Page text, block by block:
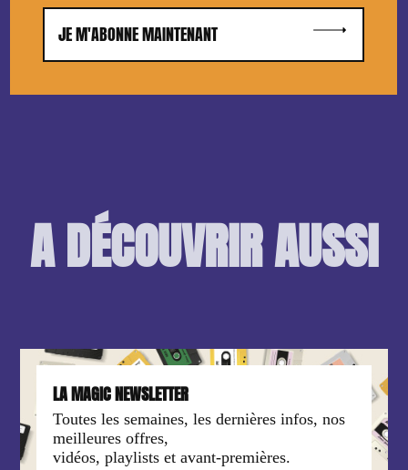
JE M'ABONNE MAINTENANT
A DÉCOUVRIR AUSSI
LA MAGIC NEWSLETTER
Toutes les semaines, les dernières infos, nos
meilleures offres,
vidéos, playlists et avant-premières.